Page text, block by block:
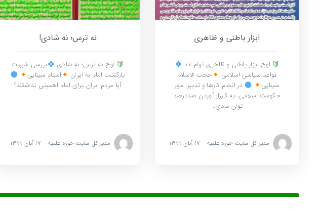
ابزار باطنی و ظاهری
لوح ابزار باطنی و ظاهری توام اند
قواعد سیاسی اسلامی
حجت الاسلام
سینایی
در انجام کارها و تدبیر امور
حکومت اسلامی، به کارزار آوردن صددرصد
توان مادی…
مدیر کل سایت حوزه علمیه
نه ترس؛ نه شادی!
لوح نه ترس؛ نه شادی
بررسی شبهات
بازگشت امام به ایران
استاد سینایی
آیا مردم ایران برای امام اهمیتی نداشتند؟
مدیر کل سایت حوزه علمیه